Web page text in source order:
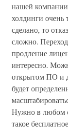
нашей
холдинги очень
сделано, то
сложно.
продление
интересно.
открытом ПО и
будет
Нужно в любом
такое